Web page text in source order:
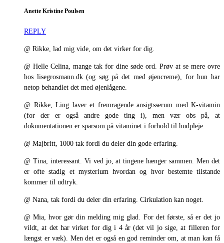
Anette Kristine Poulsen
REPLY
@ Rikke, lad mig vide, om det virker for dig.
@ Helle Celina, mange tak for dine søde ord. Prøv at se mere ovre
hos lisegrosmann.dk (og søg på det med øjencreme), for hun har
netop behandlet det med øjenlågene.
@ Rikke, Ling laver et fremragende ansigtsserum med K-vitamin
(for der er også andre gode ting i), men vær obs på, at
dokumentationen er sparsom på vitaminet i forhold til hudpleje.
@ Majbritt, 1000 tak fordi du deler din gode erfaring.
@ Tina, interessant. Vi ved jo, at tingene hænger sammen. Men det
er ofte stadig et mysterium hvordan og hvor bestemte tilstande
kommer til udtryk.
@ Nana, tak fordi du deler din erfaring. Cirkulation kan noget.
@ Mia, hvor gør din melding mig glad. For det første, så er det jo
vildt, at det har virket for dig i 4 år (det vil jo sige, at filleren for
længst er væk). Men det er også en god reminder om, at man kan få